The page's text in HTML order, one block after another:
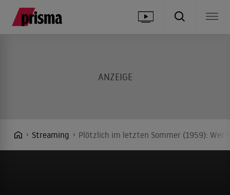
Streaming Plötzlich im letzten Sommer (1959): Wer